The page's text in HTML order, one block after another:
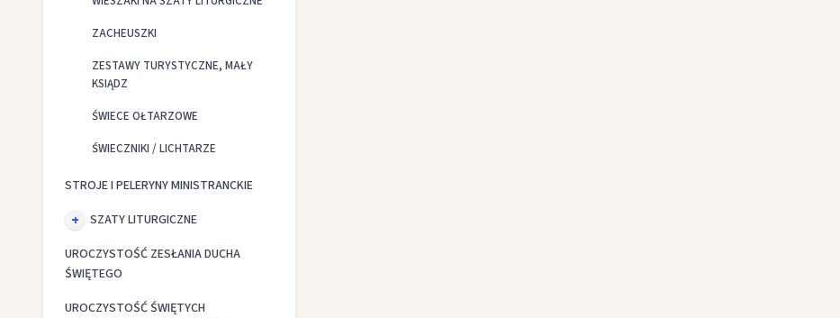
ZACHEUSZKI
ZESTAWY TURYSTYCZNE, MAŁY
KSIĄDZ
ŚWIECE OŁTARZOWE
ŚWIECZNIKI / LICHTARZE
STROJE I PELERYNY MINISTRANCKIE
SZATY LITURGICZNE
UROCZYSTOŚĆ ZESŁANIA DUCHA
ŚWIĘTEGO
UROCZYSTOŚĆ ŚWIĘTYCH